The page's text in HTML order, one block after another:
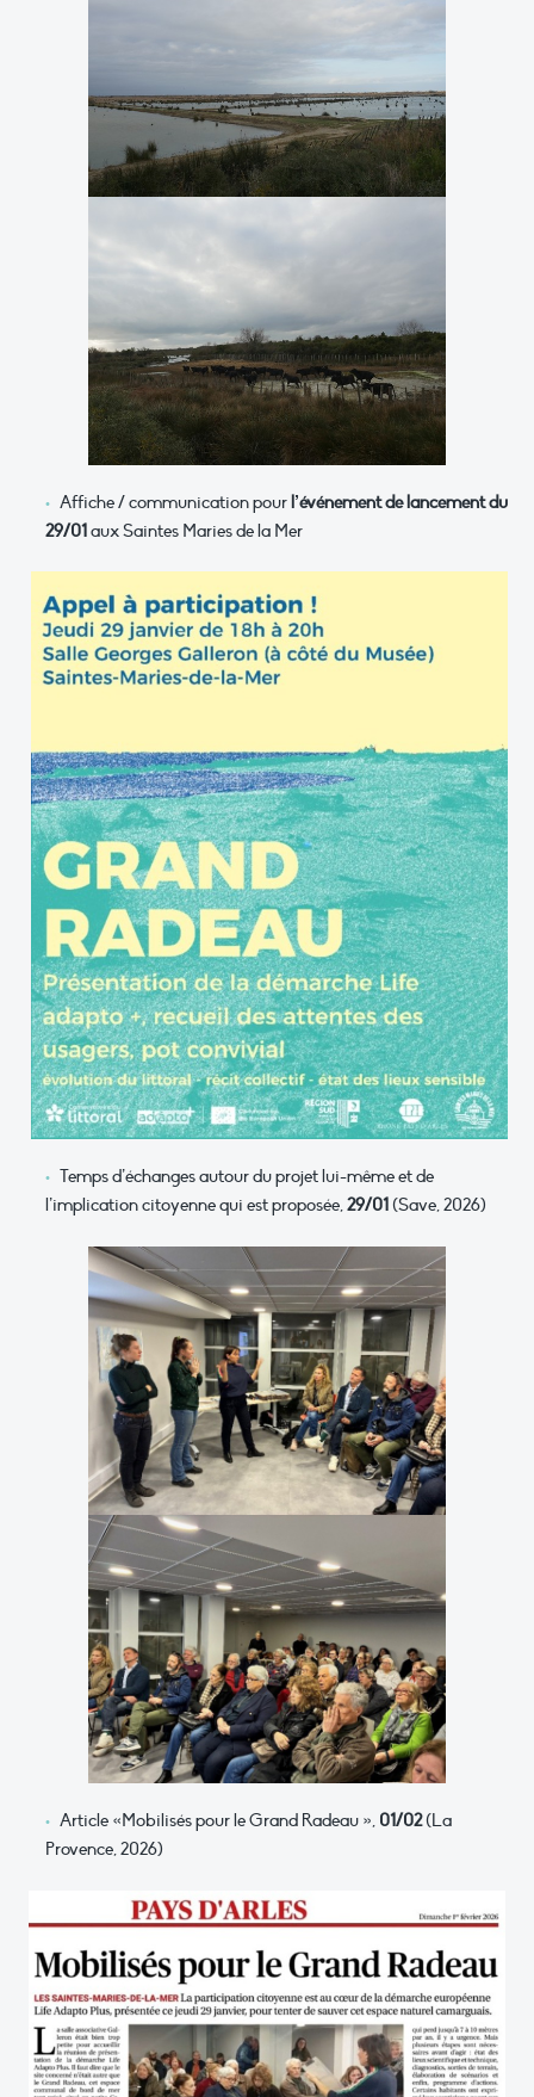
Affiche / communication pour l’événement de lancement du
29/01aux Saintes Maries de la Mer
Temps d’échanges autour du projet lui-même et de
l’implication citoyenne qui est proposée,29/01(Save, 2026)
Article «Mobilisés pour le Grand Radeau », 01/02(La
Provence, 2026)